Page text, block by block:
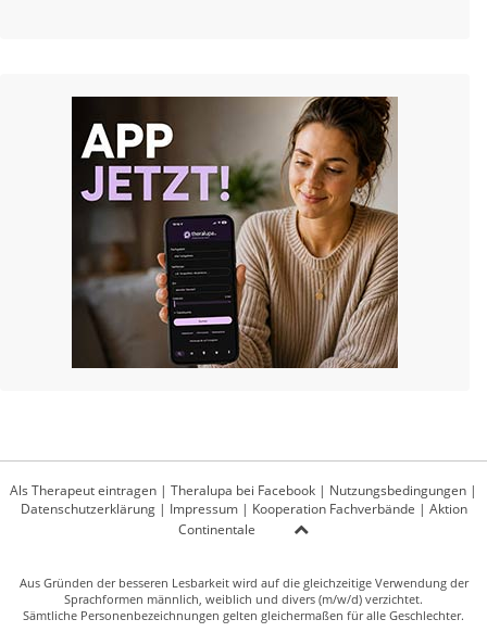
Als Therapeut eintragen | Theralupa bei Facebook | Nutzungsbedingungen |
Datenschutzerklärung| Impressum| Kooperation Fachverbände | Aktion
Continentale
Aus Gründen der besseren Lesbarkeit wird auf die gleichzeitige Verwendung der
Sprachformen männlich, weiblich und divers (m/w/d) verzichtet.
Sämtliche Personenbezeichnungen gelten gleichermaßen für alle Geschlechter.